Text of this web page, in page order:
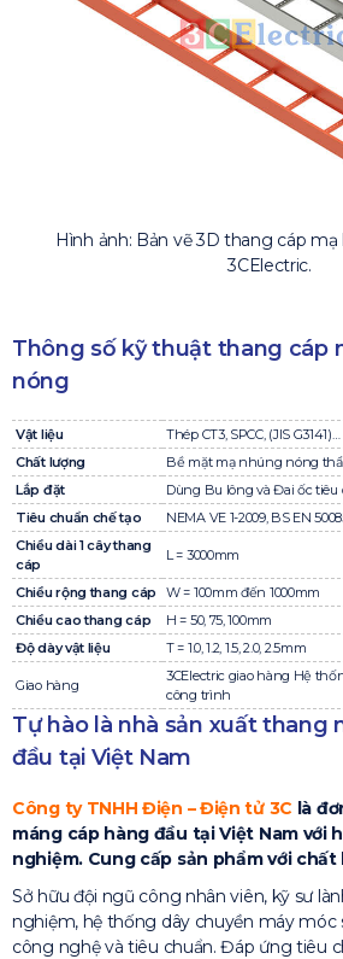
Hình ảnh: Bản vẽ 3D thang cáp
3CElectric.
Thông số kỹ thuật thang cáp
nóng
Vật liệu
Thép CT3, SPCC, (JIS G3141)…
Chất lượng
Bề mặt mạ nhúng nóng
Lắp đặt
Dùng Bu lông và Đai ốc tiêu
Tiêu chuẩn chế tạo
NEMA VE 1-2009, BS EN
Chiều dài 1 cây thang
cáp
L = 3000mm
Chiều rộng thang cáp
W = 100mm đến 1000mm
Chiều cao thang cáp
H = 50, 75, 100mm
Độ dày vật liệu
T = 1.0, 1.2, 1.5, 2.0, 2.5mm
Giao hàng
3CElectric giao hàng Hệ
công trình
Tự hào là nhà sản xuất thang
đầu tại Việt Nam
Công ty TNHH Điện – Điện tử 3C là
máng cáp hàng đầu tại Việt Nam với
nghiệm. Cung cấp sản phẩm với
Sở hữu đội ngũ công nhân viên, kỹ sư
nghiệm, hệ thống dây chuyền máy móc
công nghệ và tiêu chuẩn. Đáp ứng tiêu